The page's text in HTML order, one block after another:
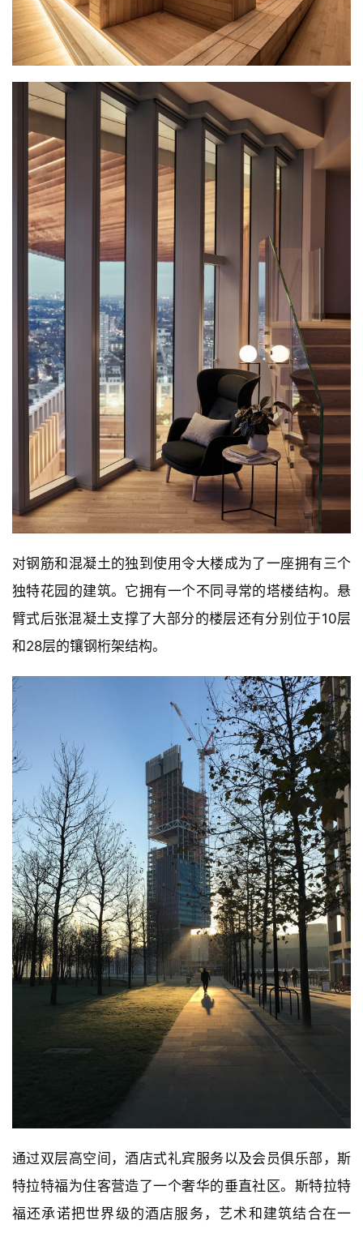
建
筑
室
内
设
计
与
景
建
筑
专
教
速
工
作
流
注册
对钢筋和混凝土的独到使用令大楼成为了一座拥有三个
独特花园的建筑。它拥有一个不同寻常的塔楼结构。悬
臂式后张混凝土支撑了大部分的楼层还有分别位于10层
和28层的镶钢桁架结构。
通过双层高空间，酒店式礼宾服务以及会员俱乐部，斯
特拉特福为住客营造了一个奢华的垂直社区。斯特拉特
福还承诺把世界级的酒店服务，艺术和建筑结合在一